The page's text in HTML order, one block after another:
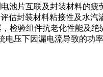
池片互联及封装材料的疲
估封装材料粘接性及水汽
检验组件抗老化性能及绝
电压下因漏电流导致的功